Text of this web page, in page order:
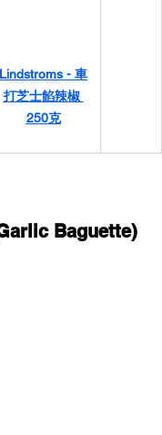
Lindstroms - 車
打芝士餡辣椒
250克
Baguette)